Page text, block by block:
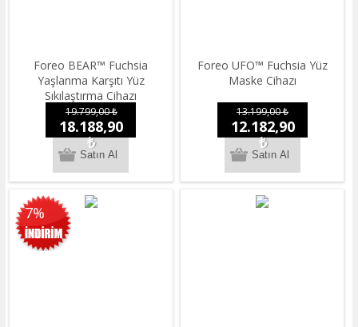
Foreo BEAR™ Fuchsia
Yaşlanma Karşıtı Yüz
Sıkılaştırma Cihazı
19.799,00 ₺
18.188,90
₺
Foreo UFO™ Fuchsia Yüz
Maske Cihazı
13.199,00 ₺
12.182,90
₺
7%